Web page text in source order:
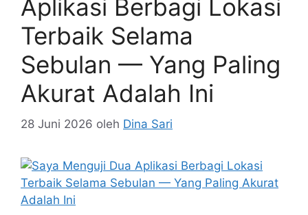
Aplikasi Berbagi Lokasi
Terbaik Selama
Sebulan — Yang Paling
Akurat Adalah Ini
28 Juni 2026 oleh Dina Sari